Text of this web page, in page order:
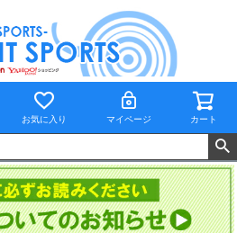
お気に入り マイページ カート